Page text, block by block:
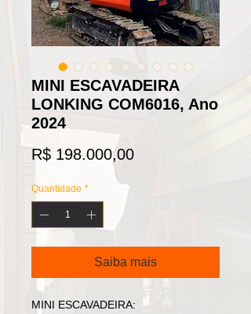
MINI ESCAVADEIRA
LONKING COM6016, Ano
2024
R$ 198.000,00Preço
Quantidade *
Saiba mais
MINI ESCAVADEIRA: